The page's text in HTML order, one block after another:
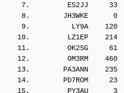
7.         ES2JJ     33
8.        JH3WKE      0
9.          LY9A    120
10.         LZ1EP    214
11.         OK2SG     61
12.         OM3RM    460
13.        PA3ANN    235
14.        PD7ROM     23
15.         PY3AU      3